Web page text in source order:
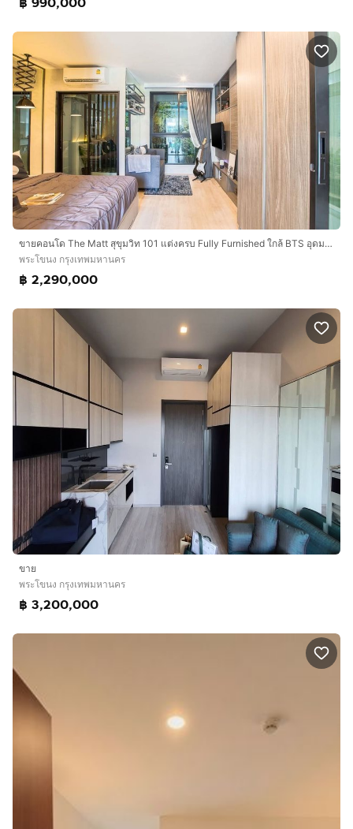
ขายคอนโด The Matt สุขุมวิท 101 แต่งครบ Fully Furnished ใกล้ BTS อุดมสุข-ปุณณวิถี พร้อมอยู่
พระโขนง กรุงเทพมหานคร
฿ 2,290,000
ขาย
พระโขนง กรุงเทพมหานคร
฿ 3,200,000